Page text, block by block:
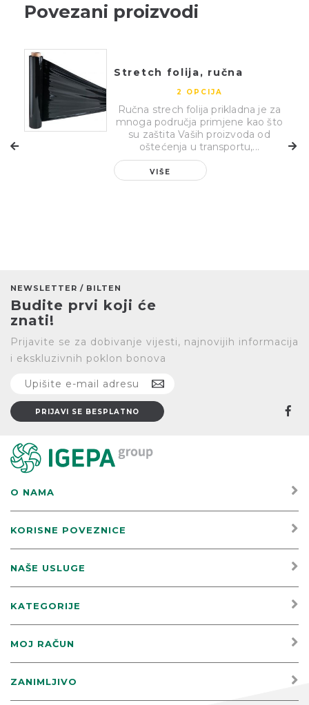
Povezani proizvodi
Stretch folija, ručna
2 OPCIJA
Ručna strech folija prikladna je za
mnoga područja primjene kao što
su zaštita Vaših proizvoda od
oštećenja u transportu,...
VIŠE
NEWSLETTER / BILTEN
Budite prvi koji će
znati!
Prijavite se za dobivanje vijesti, najnovijih informacija
i ekskluzivnih poklon bonova
O NAMA
KORISNE POVEZNICE
NAŠE USLUGE
KATEGORIJE
MOJ RAČUN
ZANIMLJIVO